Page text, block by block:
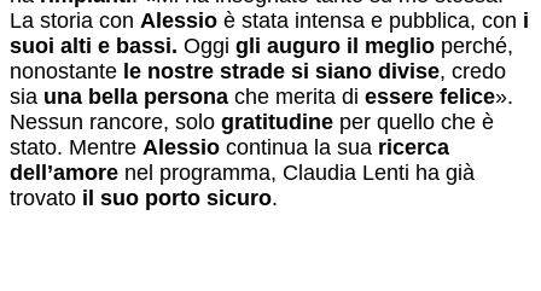
La storia con Alessio è stata intensa e pubblica, con i
suoi alti e bassi. Oggi gli auguro il meglio perché,
nonostante le nostre strade si siano divise, credo
sia una bella persona che merita di essere felice».
Nessun rancore, solo gratitudine per quello che è
stato. Mentre Alessio continua la sua ricerca
dell’amore nel programma, Claudia Lenti ha già
trovato il suo porto sicuro.